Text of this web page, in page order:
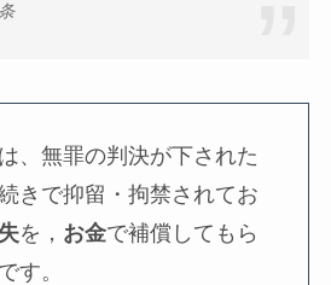
、無罪の判決が下された
きで抑留・拘禁されてお
を， お金で補償してもら
す。